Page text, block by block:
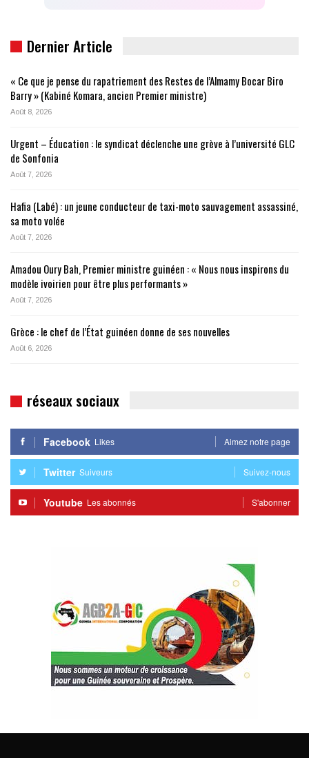
Dernier Article
« Ce que je pense du rapatriement des Restes de l’Almamy Bocar Biro
Barry » (Kabiné Komara, ancien Premier ministre)
Août 8, 2026
Urgent – Éducation : le syndicat déclenche une grève à l’université GLC
de Sonfonia
Août 7, 2026
Hafia (Labé) : un jeune conducteur de taxi-moto sauvagement assassiné,
sa moto volée
Août 7, 2026
Amadou Oury Bah, Premier ministre guinéen : « Nous nous inspirons du
modèle ivoirien pour être plus performants »
Août 7, 2026
Grèce : le chef de l’État guinéen donne de ses nouvelles
Août 6, 2026
réseaux sociaux
Facebook Likes Aimez notre page
Twitter Suiveurs Suivez-nous
Youtube Les abonnés S'abonner